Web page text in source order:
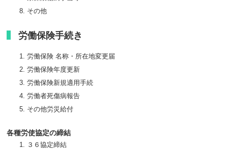
その他
労働保険手続き
労働保険 名称・所在地変更届
労働保険年度更新
労働保険新規適用手続
労働者死傷病報告
その他労災給付
各種労使協定の締結
３６協定締結